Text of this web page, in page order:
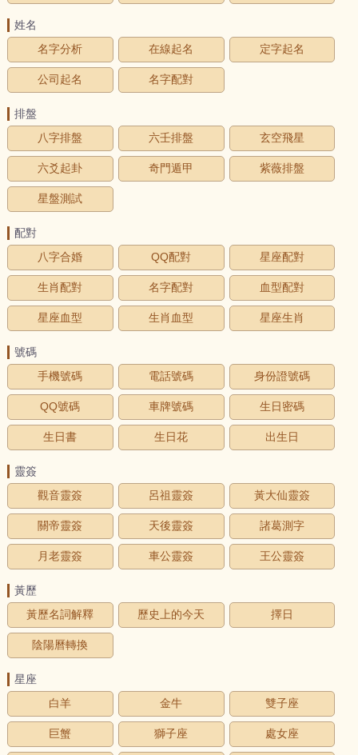
姓名
名字分析
在線起名 定字起名
公司起名 名字配對
排盤
八字排盤
六壬排盤 玄空飛星
六爻起卦 奇門遁甲 紫薇排盤
星盤測試
配對
八字合婚
QQ配對 星座配對
生肖配對 名字配對 血型配對
星座血型 生肖血型 星座生肖
號碼
手機號碼
電話號碼 身份證號碼
QQ號碼 車牌號碼 生日密碼
生日書 生日花 出生日
靈簽
觀音靈簽
呂祖靈簽 黃大仙靈簽
關帝靈簽 天後靈簽 諸葛測字
月老靈簽 車公靈簽 王公靈簽
黃歷
黃歷名詞解釋
歷史上的今天 擇日
陰陽曆轉換
星座
白羊
金牛 雙子座
巨蟹 獅子座 處女座